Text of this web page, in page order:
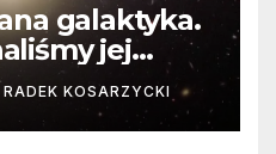
galaktyka.
jej
RADEK KOSARZYCKI